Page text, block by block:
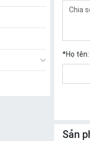
*Họ tên:
Sản